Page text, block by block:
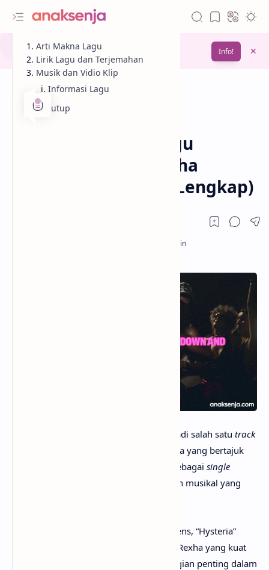
Gunakan fiturBookmark
bacaanmu di lain waktu
Info!
Lirik dan Makna Lagu
Hysteria – Bebe Rexha
(Terjemahan & Arti Lengkap)
– Lagu “Hysteria” menjadi salah satu track
dalam album studio keempat Bebe Rexha yang bertajuk
Dirty Blonde. Dirilis pada 3 April 2026 sebagai single
keempat, lagu ini turut memperkuat arah musikal yang
Dengan nuansa yang emosional dan intens, “Hysteria”
menampilkan karakter vokal khas Bebe Rexha yang kuat
sekaligus ekspresif. Lagu ini menjadi bagian penting dalam
Arti Makna Lagu
Lirik Lagu dan Terjemahan
Musik dan Vidio Klip
Informasi Lagu
Penutup